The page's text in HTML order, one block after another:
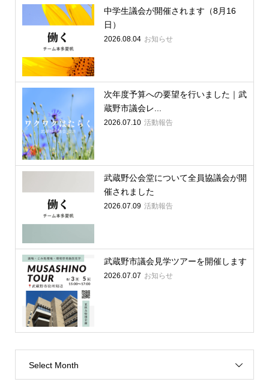
中学生議会が開催されます（8月16
日）
2026.08.04 お知らせ
次年度予算への要望を行いました｜武
蔵野市議会レ...
2026.07.10 活動報告
武蔵野公会堂について全員協議会が開
催されました
2026.07.09 活動報告
武蔵野市議会見学ツアーを開催します
2026.07.07 お知らせ
Select Month